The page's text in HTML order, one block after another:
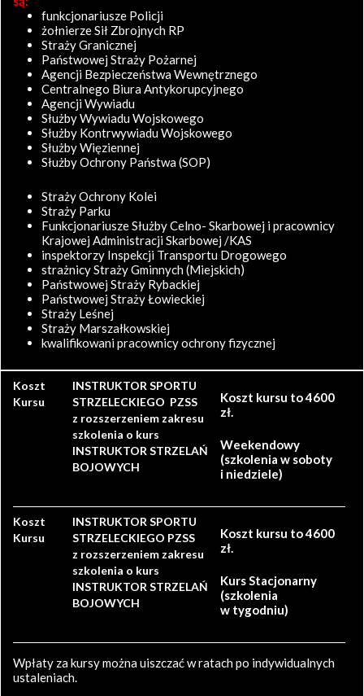
funkcjonariusze Policji
żołnierze Sił Zbrojnych RP
Straży Granicznej
Państwowej Straży Pożarnej
Agencji Bezpieczeństwa Wewnętrznego
Centralnego Biura Antykorupcyjnego
Agencji Wywiadu
Służby Wywiadu Wojskowego
Służby Kontrwywiadu Wojskowego
Służby Więziennej
Służby Ochrony Państwa (SOP)
Straży Ochrony Kolei
Straży Parku
Funkcjonariusze Służby Celno- Skarbowej i pracownicy
Krajowej Administracji Skarbowej /KAS
inspektorzy Inspekcji Transportu Drogowego
strażnicy Straży Gminnych (Miejskich)
Państwowej Straży Rybackiej
Państwowej Straży Łowieckiej
Straży Leśnej
Straży Marszałkowskiej
kwalifikowani pracownicy ochrony fizycznej
Koszt
Kursu
INSTRUKTOR SPORTU
STRZELECKIEGO PZSS
z rozszerzeniem zakresu
szkolenia o kurs
INSTRUKTOR STRZELAŃ
BOJOWYCH
Koszt kursu to 4600
zł.
Weekendowy
(szkolenia w soboty
i niedziele)
Koszt
Kursu
INSTRUKTOR SPORTU
STRZELECKIEGO PZSS
z rozszerzeniem zakresu
szkolenia o kurs
INSTRUKTOR STRZELAŃ
BOJOWYCH
Koszt kursu to 4600
zł.
Kurs Stacjonarny
(szkolenia
w tygodniu)
Wpłaty za kursy można uiszczać w ratach po indywidualnych
ustaleniach.